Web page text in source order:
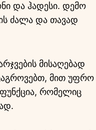
და ჰადესი. დემო
ძალა და თავად
მისაღებად
მით უფრო
ფუნქცია, რომელიც